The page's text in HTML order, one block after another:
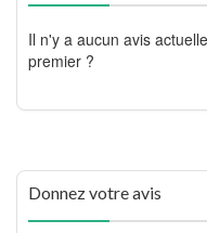
Il n'y a aucun avis
premier ?
Donnez votre avis